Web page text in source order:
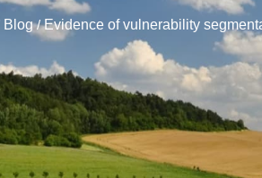
Blog/Evidence of vulnerability